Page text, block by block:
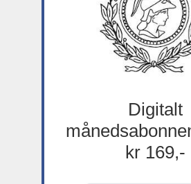
Digitalt
kr 169,-